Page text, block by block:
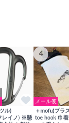
ル)
レイノ) ※懸
4
メール便
＋mofu(プラ
toe hook 巾